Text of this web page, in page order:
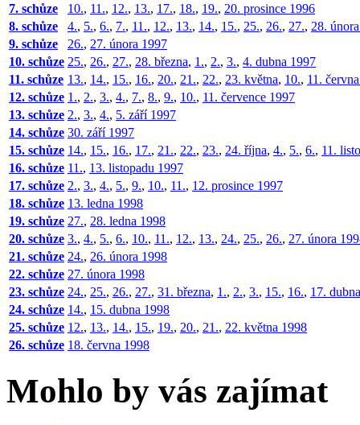
7. schůze
10., 11., 12., 13., 17., 18., 19., 20. prosince 1996
8. schůze
4., 5., 6., 7., 11., 12., 13., 14., 15., 25., 26., 27., 28.
9. schůze
26., 27. února 1997
10. schůze 25., 26., 27., 28. března, 1., 2., 3., 4. dubna 1997
11. schůze 13., 14., 15., 16., 20., 21., 22., 23. května, 10., 11.
12. schůze 1., 2., 3., 4., 7., 8., 9., 10., 11. července 1997
13. schůze 2., 3., 4., 5. září 1997
14. schůze 30. září 1997
15. schůze 14., 15., 16., 17., 21., 22., 23., 24. října, 4., 5., 6., 11.
16. schůze 11., 13. listopadu 1997
17. schůze 2., 3., 4., 5., 9., 10., 11., 12. prosince 1997
18. schůze 13. ledna 1998
19. schůze 27., 28. ledna 1998
20. schůze 3., 4., 5., 6., 10., 11., 12., 13., 24., 25., 26., 27. února
21. schůze 24., 26. února 1998
22. schůze 27. února 1998
23. schůze 24., 25., 26., 27., 31. března, 1., 2., 3., 15., 16., 17.
24. schůze 14., 15. dubna 1998
25. schůze 12., 13., 14., 15., 19., 20., 21., 22. května 1998
26. schůze 18. června 1998
Mohlo by vás zajímat